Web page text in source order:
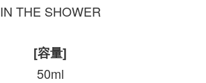
IN THE SHOWER
[容量]
50ml